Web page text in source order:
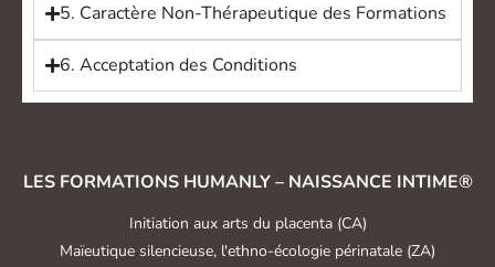
5. Caractère Non-Thérapeutique des Formations
6. Acceptation des Conditions
LES FORMATIONS HUMANLY – NAISSANCE INTIME®
Initiation aux arts du placenta (CA)
Maïeutique silencieuse, l'ethno-écologie périnatale (ZA)